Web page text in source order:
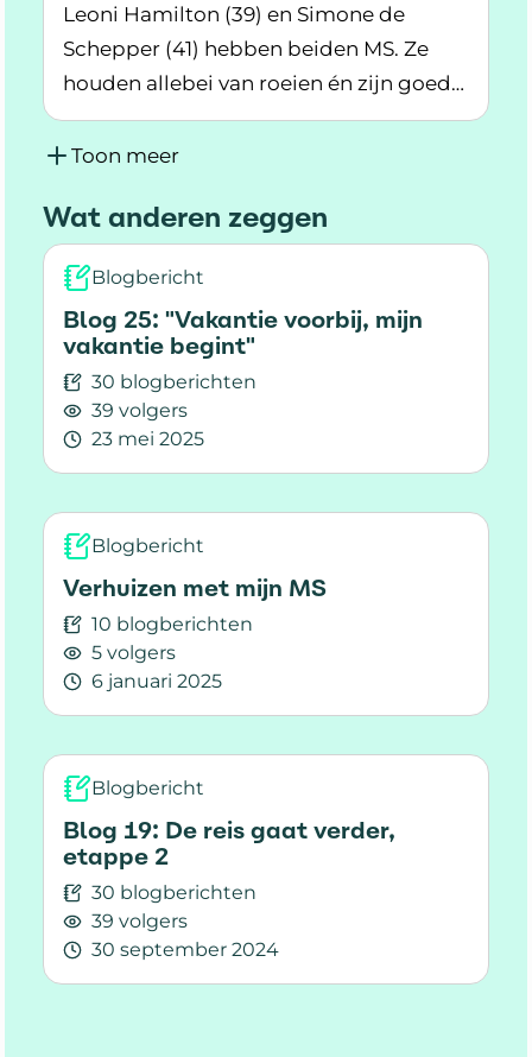
Leoni Hamilton (39) en Simone de
Schepper (41) hebben beiden MS. Ze
houden allebei van roeien én zijn goede
vriendinnen. Ze vertellen over de rol die
de roeiclub speelt in hun levens en de
vriendschap.
Lees meer over Twee vriendinnen over roeien,
Toon meer
Wat anderen zeggen
Blogbericht
Blog 25: "Vakantie voorbij, mijn
vakantie begint"
30 blogberichten
39 volgers
23 mei 2025
Lees meer over Blog 25: "Vakantie voorbij,
Blogbericht
Verhuizen met mijn MS
10 blogberichten
5 volgers
6 januari 2025
Lees meer over Verhuizen met mijn MS
Blogbericht
Blog 19: De reis gaat verder,
etappe 2
30 blogberichten
39 volgers
30 september 2024
Lees meer over Blog 19: De reis gaat verder,